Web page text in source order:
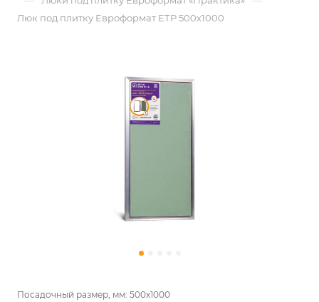
Люк под плитку Евроформат ЕТР 500х1000
Посадочный размер, мм: 500х1000